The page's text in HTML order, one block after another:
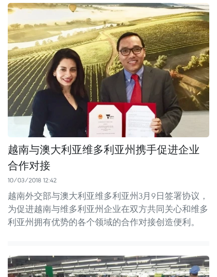
越南与澳大利亚维多利亚州携手促进企业
合作对接
10/03/2018 12:42
越南外交部与澳大利亚维多利亚州3月9日签署协议，
为促进越南与维多利亚州企业在双方共同关心和维多
利亚州拥有优势的各个领域的合作对接创造便利。